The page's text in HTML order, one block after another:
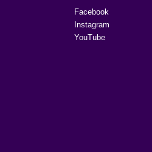
Facebook
Instagram
YouTube